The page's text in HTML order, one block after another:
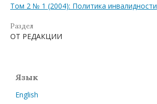
Том 2 № 1 (2004): Политика инвалидности
Раздел
ОТ РЕДАКЦИИ
Язык
English